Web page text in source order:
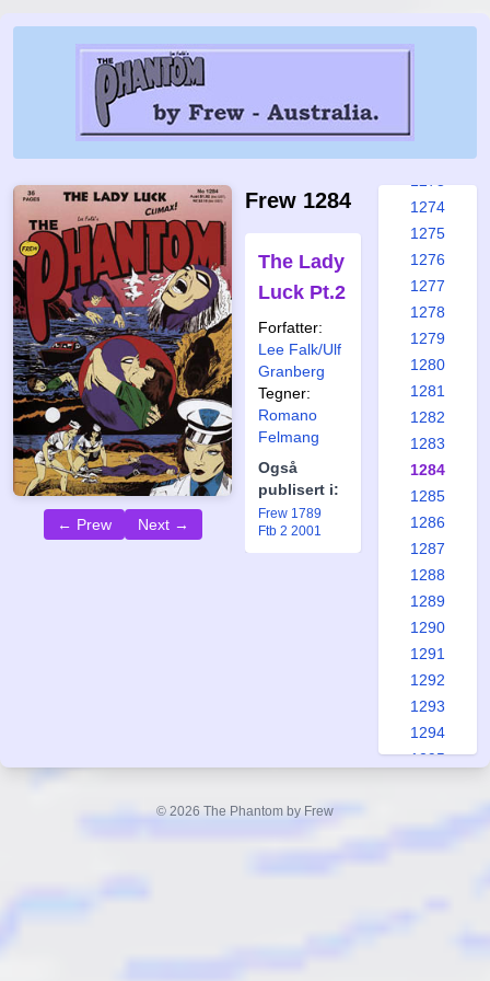
← Prew Next →
Frew 1284
The Lady
Luck Pt.2
Forfatter:
Lee Falk/Ulf
Granberg
Tegner:
Romano
Felmang
Også
publisert i:
Frew 1789
Ftb 2 2001
1267
1268
1274
1275
1276
1277
1278
1279
1280
1281
1282
1283
1284
1285
1286
1287
1288
1289
1290
1291
1292
1293
1294
1295
© 2026 The Phantom by Frew